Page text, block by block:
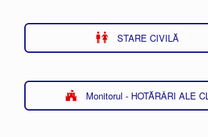
STARE CIVILĂ
Monitorul - HOTĂRÂRI ALE CL